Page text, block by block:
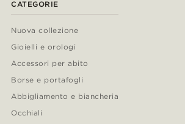
CATEGORIE
Nuova collezione
Gioielli e orologi
Accessori per abito
Borse e portafogli
Abbigliamento e biancheria
Occhiali